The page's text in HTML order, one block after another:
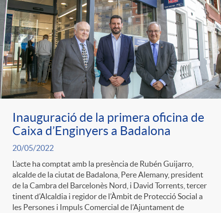
Inauguració de la primera oficina de
Caixa d’Enginyers a Badalona
20/05/2022
L’acte ha comptat amb la presència de Rubén Guijarro,
alcalde de la ciutat de Badalona, Pere Alemany, president
de la Cambra del Barcelonès Nord, i David Torrents, tercer
tinent d’Alcaldia i regidor de l’Àmbit de Protecció Social a
les Persones i Impuls Comercial de l’Ajuntament de